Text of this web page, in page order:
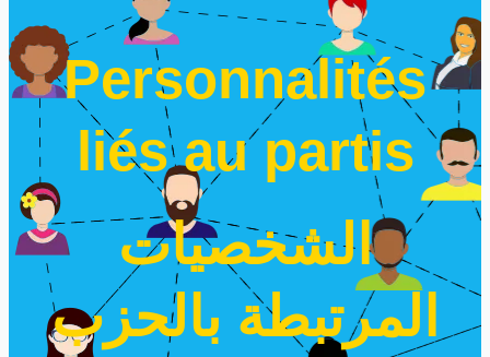
Personnalités
liés au partis
الشخصيات
المرتبطة بالحزب